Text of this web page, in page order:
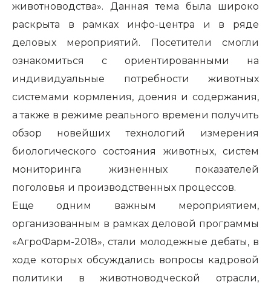
животноводства». Данная тема была широко
раскрыта в рамках инфо-центра и в ряде
деловых мероприятий. Посетители смогли
ознакомиться с ориентированными на
индивидуальные потребности животных
системами кормления, доения и содержания,
а также в режиме реального времени получить
обзор новейших технологий измерения
биологического состояния животных, систем
мониторинга жизненных показателей
поголовья и производственных процессов.
Еще одним важным мероприятием,
организованным в рамках деловой программы
«АгроФарм-2018», стали молодежные дебаты, в
ходе которых обсуждались вопросы кадровой
политики в животноводческой отрасли,